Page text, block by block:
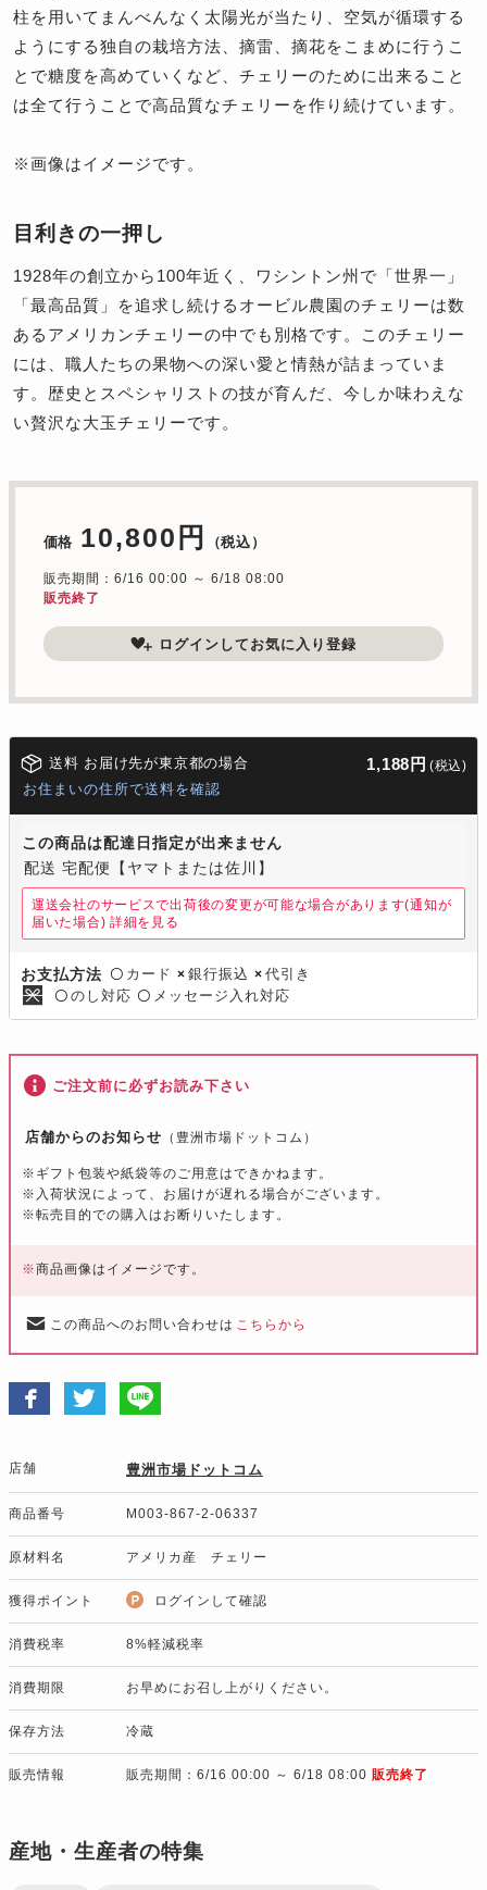
柱を用いてまんべんなく太陽光が当たり、空気が循環する
ようにする独自の栽培方法、摘雷、摘花をこまめに行うこ
とで糖度を高めていくなど、チェリーのために出来ること
は全て行うことで高品質なチェリーを作り続けています。
※画像はイメージです。
目利きの一押し
1928年の創立から100年近く、ワシントン州で「世界一」
「最高品質」を追求し続けるオービル農園のチェリーは数
あるアメリカンチェリーの中でも別格です。このチェリー
には、職人たちの果物への深い愛と情熱が詰まっていま
す。歴史とスペシャリストの技が育んだ、今しか味わえな
い贅沢な大玉チェリーです。
価格 10,800円 （税込）
販売期間：6/16 00:00 ～ 6/18 08:00
販売終了
ログインしてお気に入り登録
送料 お届け先が東京都の場合 1,188円 (税込)
お住まいの住所で送料を確認
この商品は配達日指定が出来ません
配送 宅配便【ヤマトまたは佐川】
運送会社のサービスで出荷後の変更が可能な場合があります(通知が
届いた場合) 詳細を見る
お支払方法 〇 カード × 銀行振込 × 代引き
〇 のし対応 〇 メッセージ入れ対応
ご注文前に必ずお読み下さい
店舗からのお知らせ （豊洲市場ドットコム）
※ギフト包装や紙袋等のご用意はできかねます。
※入荷状況によって、お届けが遅れる場合がございます。
※転売目的での購入はお断りいたします。
※商品画像はイメージです。
この商品へのお問い合わせは こちらから
店舗 豊洲市場ドットコム
商品番号 M003-867-2-06337
原材料名 アメリカ産 チェリー
獲得ポイント ログインして確認
消費税率 8%軽減税率
消費期限 お早めにお召し上がりください。
保存方法 冷蔵
販売情報 販売期間：6/16 00:00 ～ 6/18 08:00 販売終了
産地・生産者の特集